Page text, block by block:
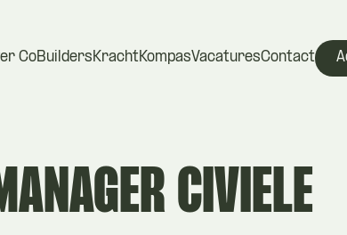
CoBuildersKrachtKompasVacaturesContact
CIVIELE